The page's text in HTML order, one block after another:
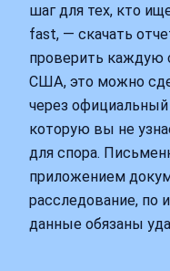
шаг для тех, кто
fast, — скачать
проверить каждую
США, это можно
через
которую вы не
для спора.
приложением
расследование, по
данные обязаны